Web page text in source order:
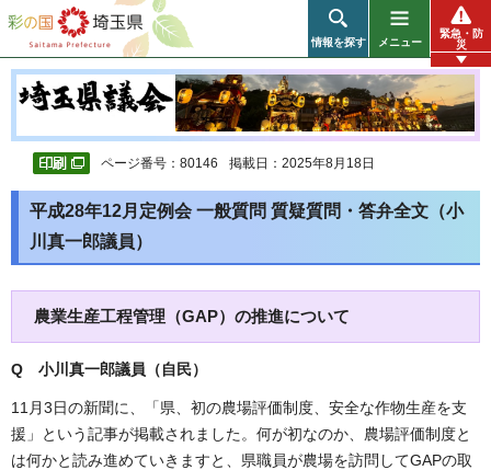
彩の国 埼玉県
情報を探す メニュー
緊急・防
災
ページ番号：80146 掲載日：2025年8月18日
平成28年12月定例会 一般質問 質疑質問・答弁全文（小
川真一郎議員）
農業生産工程管理（GAP）の推進について
Q 小川真一郎議員（自民）
11月3日の新聞に、「県、初の農場評価制度、安全な作物生産を支
援」という記事が掲載されました。何が初なのか、農場評価制度と
は何かと読み進めていきますと、県職員が農場を訪問してGAPの取